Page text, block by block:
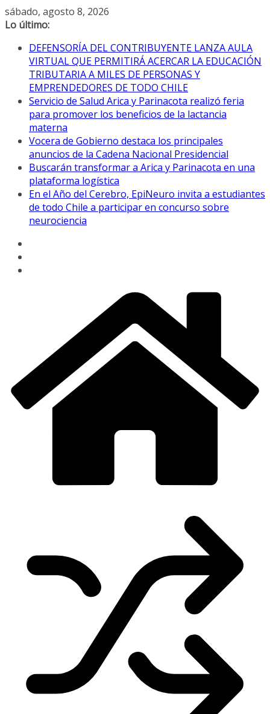
Saltar
al
sábado, agosto 8, 2026
Lo último:
DEFENSORÍA DEL CONTRIBUYENTE LANZA AULA
VIRTUAL QUE PERMITIRÁ ACERCAR LA EDUCACIÓN
TRIBUTARIA A MILES DE PERSONAS Y
EMPRENDEDORES DE TODO CHILE
Servicio de Salud Arica y Parinacota realizó feria
para promover los beneficios de la lactancia
materna
Vocera de Gobierno destaca los principales
anuncios de la Cadena Nacional Presidencial
Buscarán transformar a Arica y Parinacota en una
plataforma logística
En el Año del Cerebro, EpiNeuro invita a estudiantes
de todo Chile a participar en concurso sobre
neurociencia